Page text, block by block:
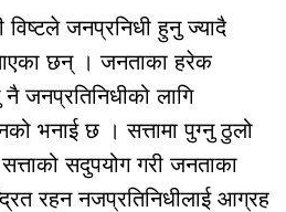
विष्टले जनप्रनिधी हुनु ज्यादै
छन् । जनताका हरेक
जनप्रतिनिधीको लागि
भनाई छ । सत्तामा पुग्नु ठुलो
सदुपयोग गरी जनताका
रहन नजप्रतिनिधीलाई आग्रह